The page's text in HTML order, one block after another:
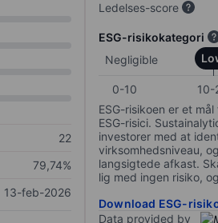
22
79,74%
13-feb-2026
Ledelses-score
ESG-risikokategori
Negligible
0-10 10-
ESG-risikoen er et
ESG-risici.
investorer med at
virksomhedsniveau,
langsigtede afkast.
lig med ingen risiko,
Download ESG-
Data provided by